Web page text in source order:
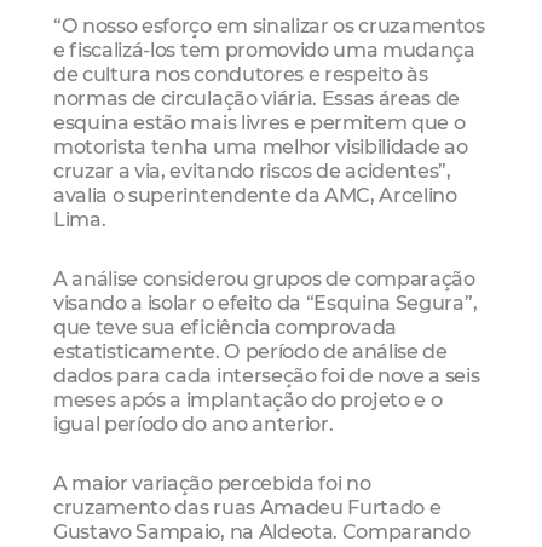
“O nosso esforço em sinalizar os cruzamentos
e fiscalizá-los tem promovido uma mudança
de cultura nos condutores e respeito às
normas de circulação viária. Essas áreas de
esquina estão mais livres e permitem que o
motorista tenha uma melhor visibilidade ao
cruzar a via, evitando riscos de acidentes”,
avalia o superintendente da AMC, Arcelino
Lima.
A análise considerou grupos de comparação
visando a isolar o efeito da “Esquina Segura”,
que teve sua eficiência comprovada
estatisticamente. O período de análise de
dados para cada interseção foi de nove a seis
meses após a implantação do projeto e o
igual período do ano anterior.
A maior variação percebida foi no
cruzamento das ruas Amadeu Furtado e
Gustavo Sampaio, na Aldeota. Comparando